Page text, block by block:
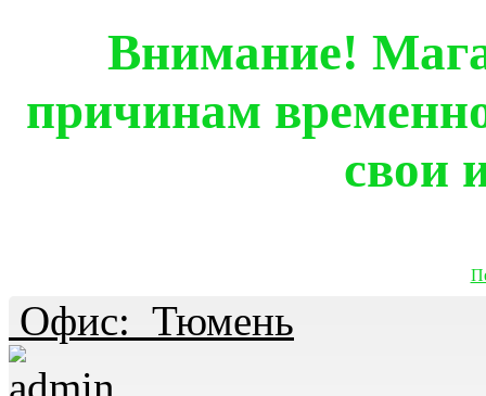
Внимание!
причинам
свои
Офис: Тюмень